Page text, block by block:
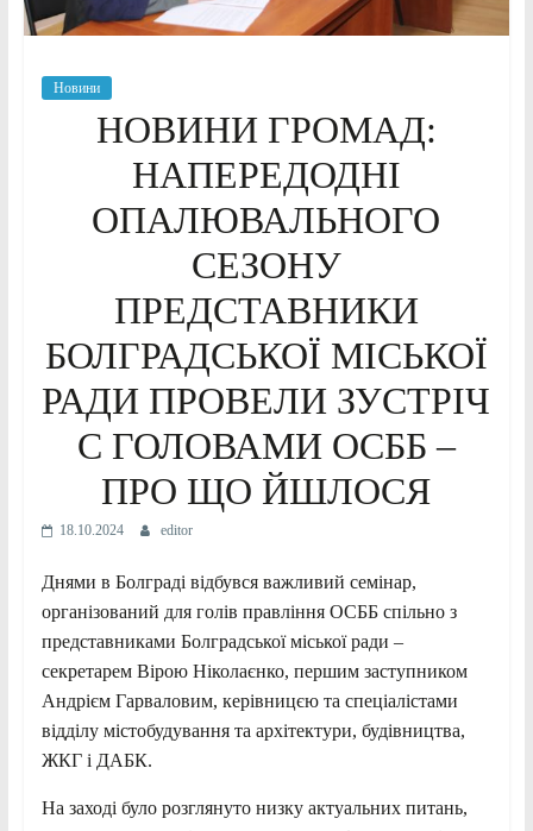
Новини
НОВИНИ ГРОМАД:
НАПЕРЕДОДНІ
ОПАЛЮВАЛЬНОГО
СЕЗОНУ
ПРЕДСТАВНИКИ
БОЛГРАДСЬКОЇ МІСЬКОЇ
РАДИ ПРОВЕЛИ ЗУСТРІЧ
С ГОЛОВАМИ ОСББ –
ПРО ЩО ЙШЛОСЯ
18.10.2024 editor
Днями в Болграді відбувся важливий семінар,
організований для голів правління ОСББ спільно з
представниками Болградської міської ради –
секретарем Вірою Ніколаєнко, першим заступником
Андрієм Гарваловим, керівницєю та спеціалістами
відділу містобудування та архітектури, будівництва,
ЖКГ і ДАБК.
На заході було розглянуто низку актуальних питань,